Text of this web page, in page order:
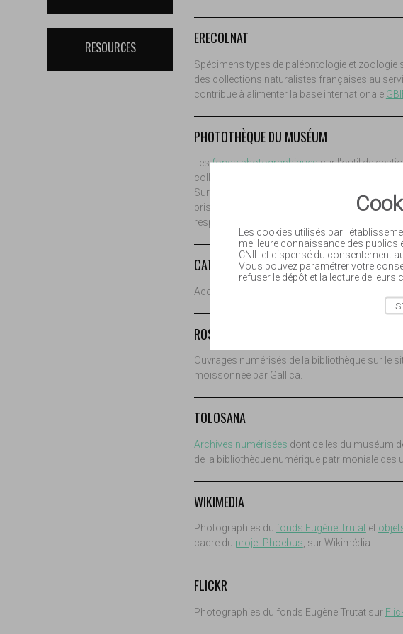
RESOURCES
ERECOLNAT
Spécimens types de paléontologie et zoologie
des collections naturalistes françaises au
contribue à alimenter la base internationale
PHOTOTHÈQUE DU MUSÉUM
Lesfonds photographiquessur l'outil de
collections ne présente que des notices des
Sur la base de la photothèque vous
prises de vue contemporaines des
respect des
CATALOGUE DE LA BIBLIOTHÈQUE
Accès au
ROSALIS, BIBLIOTHÈQUE NUMÉRIQUE DE
Ouvrages numérisés de la bibliothèque sur le
moissonnée par Gallica.
TOLOSANA
Archives numérisées dont celles du muséum
de la bibliothèque numérique patrimoniale des
WIKIMEDIA
Photographies du fonds Eugène Trutatet
cadre du projet Phoebus , sur Wikimédia.
FLICKR
Photographies du fonds Eugène Trutat sur
Les cookies utilisés par
meilleure connaissance des publics
CNIL et dispensé du consentement
Vous pouvez paramétrer votre
refuser le dépôt et la lecture de